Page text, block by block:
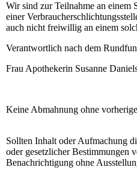
Wir sind zur Teilnahme an einem
einer
auch nicht freiwillig an einem
Verantwortlich nach dem
Frau Apothekerin Susanne
Keine Abmahnung ohne
Sollten Inhalt oder Aufmachung
oder gesetzlicher Bestimmungen
Benachrichtigung ohne